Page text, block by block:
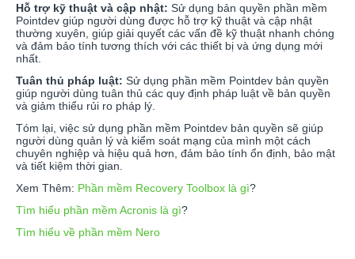
Hỗ trợ kỹ thuật và cập nhật: Sử dụng bản quyền phần mềm
Pointdev giúp người dùng được hỗ trợ kỹ thuật và cập nhật
thường xuyên, giúp giải quyết các vấn đề kỹ thuật nhanh chóng
và đảm bảo tính tương thích với các thiết bị và ứng dụng mới
nhất.
Tuân thủ pháp luật: Sử dụng phần mềm Pointdev bản quyền
giúp người dùng tuân thủ các quy định pháp luật về bản quyền
và giảm thiểu rủi ro pháp lý.
Tóm lại, việc sử dụng phần mềm Pointdev bản quyền sẽ giúp
người dùng quản lý và kiểm soát mạng của mình một cách
chuyên nghiệp và hiệu quả hơn, đảm bảo tính ổn định, bảo mật
và tiết kiệm thời gian.
Xem Thêm: Phần mềm Recovery Toolbox là gì?
Tìm hiểu phần mềm Acronis là gì?
Tìm hiểu về phần mềm Nero